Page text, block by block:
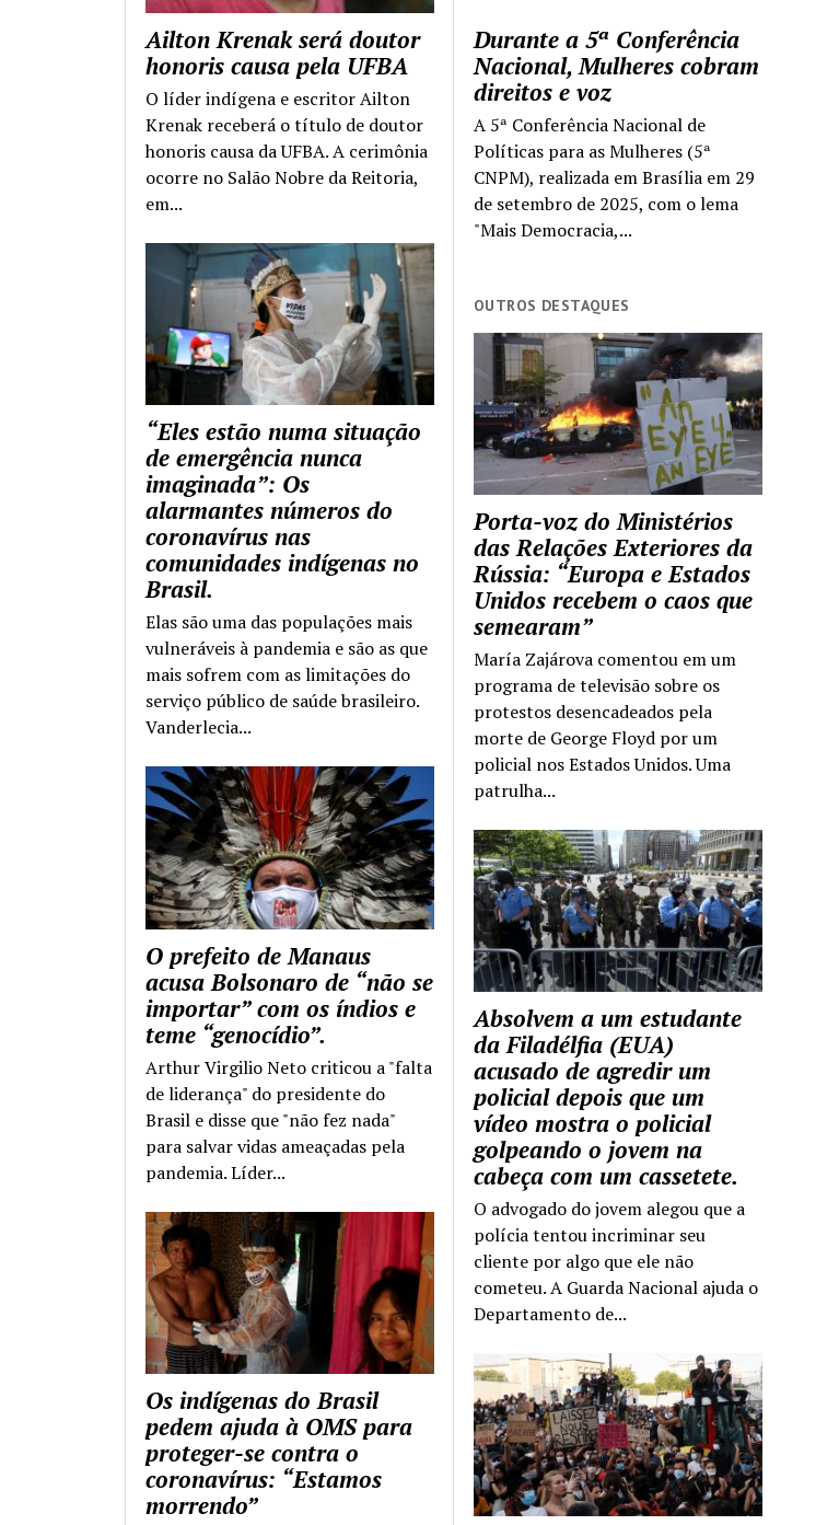
Durante a 5ª Conferência
Nacional, Mulheres cobram
direitos e voz
A 5ª Conferência Nacional de
Políticas para as Mulheres (5ª
CNPM), realizada em Brasília em 29
de setembro de 2025, com o lema
"Mais Democracia,...
OUTROS DESTAQUES
Porta-voz do Ministérios
das Relações Exteriores da
Rússia: “Europa e Estados
Unidos recebem o caos que
semearam”
María Zajárova comentou em um
programa de televisão sobre os
protestos desencadeados pela
morte de George Floyd por um
policial nos Estados Unidos. Uma
patrulha...
Absolvem a um estudante
da Filadélfia (EUA)
acusado de agredir um
policial depois que um
vídeo mostra o policial
golpeando o jovem na
cabeça com um cassetete.
O advogado do jovem alegou que a
polícia tentou incriminar seu
cliente por algo que ele não
cometeu. A Guarda Nacional ajuda o
Departamento de...
Ailton Krenak será doutor
honoris causa pela UFBA
O líder indígena e escritor Ailton
Krenak receberá o título de doutor
honoris causa da UFBA. A cerimônia
ocorre no Salão Nobre da Reitoria,
em...
“Eles estão numa situação
de emergência nunca
imaginada”: Os
alarmantes números do
coronavírus nas
comunidades indígenas no
Brasil.
Elas são uma das populações mais
vulneráveis à pandemia e são as que
mais sofrem com as limitações do
serviço público de saúde brasileiro.
Vanderlecia...
O prefeito de Manaus
acusa Bolsonaro de “não se
importar” com os índios e
teme “genocídio”.
Arthur Virgilio Neto criticou a "falta
de liderança" do presidente do
Brasil e disse que "não fez nada"
para salvar vidas ameaçadas pela
pandemia. Líder...
Os indígenas do Brasil
pedem ajuda à OMS para
proteger-se contra o
coronavírus: “Estamos
morrendo”